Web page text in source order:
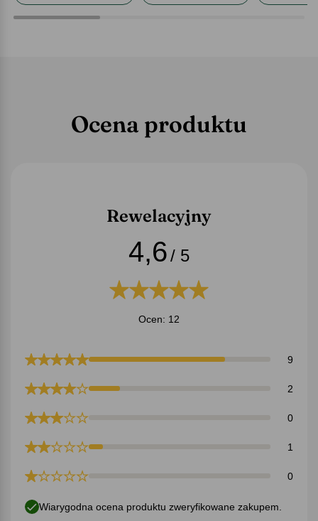
Ocena produktu
Rewelacyjny
4,6/ 5
Ocen: 12
9
2
0
1
0
Wiarygodna ocena produktu zweryfikowane zakupem.